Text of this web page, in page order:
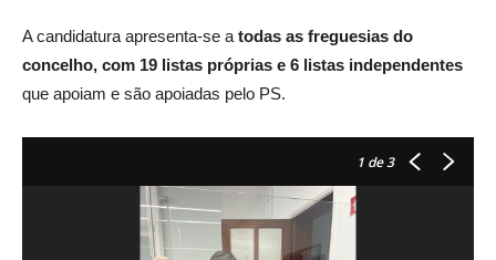
A candidatura apresenta-se a todas as freguesias do
concelho, com 19 listas próprias e 6 listas independentes
que apoiam e são apoiadas pelo PS.
1 de 3